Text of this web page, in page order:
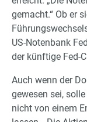
gemacht.“ Ob er
US-Notenbank
der künftige Fed-
Auch wenn der
gewesen sei,
nicht von einem